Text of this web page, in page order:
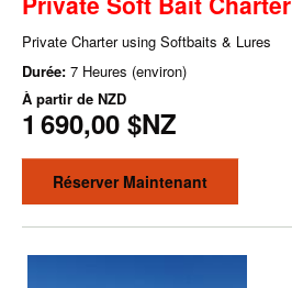
Private Charter using Softbaits & Lures
Durée: 7 Heures (environ)
À partir de NZD
1 690,00 $NZ
Réserver Maintenant